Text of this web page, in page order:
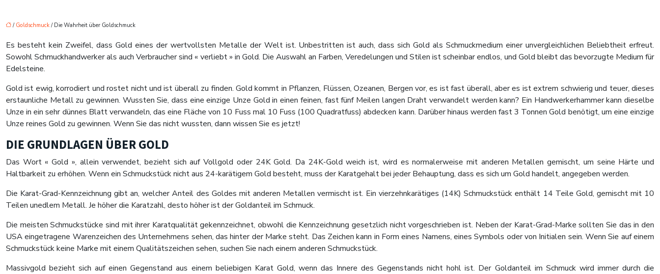
/ Goldschmuck / Die Wahrheit über Goldschmuck
Es besteht kein Zweifel, dass Gold eines der wertvollsten Metalle der Welt ist. Unbestritten ist auch, dass sich Gold als Schmuckmedium einer unvergleichlichen Beliebtheit erfreut.
Sowohl Schmuckhandwerker als auch Verbraucher sind « verliebt » in Gold. Die Auswahl an Farben, Veredelungen und Stilen ist scheinbar endlos, und Gold bleibt das bevorzugte Medium für
Edelsteine.
Gold ist ewig, korrodiert und rostet nicht und ist überall zu finden. Gold kommt in Pflanzen, Flüssen, Ozeanen, Bergen vor, es ist fast überall, aber es ist extrem schwierig und teuer, dieses
erstaunliche Metall zu gewinnen. Wussten Sie, dass eine einzige Unze Gold in einen feinen, fast fünf Meilen langen Draht verwandelt werden kann? Ein Handwerkerhammer kann dieselbe
Unze in ein sehr dünnes Blatt verwandeln, das eine Fläche von 10 Fuss mal 10 Fuss (100 Quadratfuss) abdecken kann. Darüber hinaus werden fast 3 Tonnen Gold benötigt, um eine einzige
Unze reines Gold zu gewinnen. Wenn Sie das nicht wussten, dann wissen Sie es jetzt!
DIE GRUNDLAGEN ÜBER GOLD
Das Wort « Gold », allein verwendet, bezieht sich auf Vollgold oder 24K Gold. Da 24K-Gold weich ist, wird es normalerweise mit anderen Metallen gemischt, um seine Härte und
Haltbarkeit zu erhöhen. Wenn ein Schmuckstück nicht aus 24-karätigem Gold besteht, muss der Karatgehalt bei jeder Behauptung, dass es sich um Gold handelt, angegeben werden.
Die Karat-Grad-Kennzeichnung gibt an, welcher Anteil des Goldes mit anderen Metallen vermischt ist. Ein vierzehnkarätiges (14K) Schmuckstück enthält 14 Teile Gold, gemischt mit 10
Teilen unedlem Metall. Je höher die Karatzahl, desto höher ist der Goldanteil im Schmuck.
Die meisten Schmuckstücke sind mit ihrer Karatqualität gekennzeichnet, obwohl die Kennzeichnung gesetzlich nicht vorgeschrieben ist. Neben der Karat-Grad-Marke sollten Sie das in den
USA eingetragene Warenzeichen des Unternehmens sehen, das hinter der Marke steht. Das Zeichen kann in Form eines Namens, eines Symbols oder von Initialen sein. Wenn Sie auf einem
Schmuckstück keine Marke mit einem Qualitätszeichen sehen, suchen Sie nach einem anderen Schmuckstück.
Massivgold bezieht sich auf einen Gegenstand aus einem beliebigen Karat Gold, wenn das Innere des Gegenstands nicht hohl ist. Der Goldanteil im Schmuck wird immer durch die